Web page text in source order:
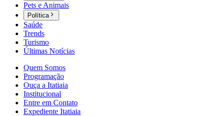
Pets e Animais
Política
Saúde
Trends
Turismo
Últimas Notícias
Quem Somos
Programação
Ouça a Itatiaia
Institucional
Entre em Contato
Expediente Itatiaia